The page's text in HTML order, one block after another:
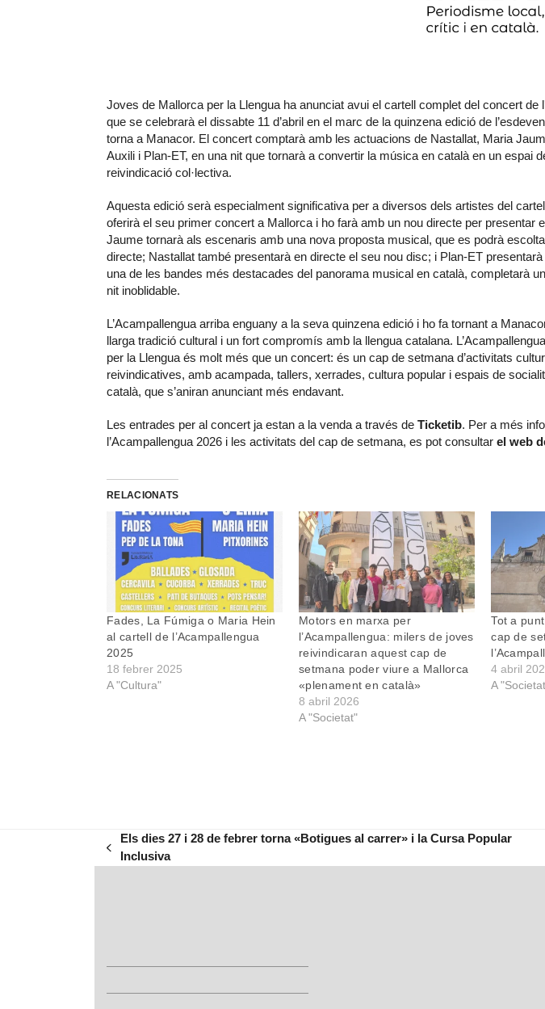
Joves de Mallorca per la Llengua ha anunciat avui el cartell complet del concert de
que se celebrarà el dissabte 11 d’abril en el marc de la quinzena edició de
torna a Manacor. El concert comptarà amb les actuacions de Nastallat, Maria
Auxili i Plan-ET, en una nit que tornarà a convertir la música en català en un espai
reivindicació col·lectiva.
Aquesta edició serà especialment significativa per a diversos dels artistes del
oferirà el seu primer concert a Mallorca i ho farà amb un nou directe per presentar
Jaume tornarà als escenaris amb una nova proposta musical, que es podrà
directe; Nastallat també presentarà en directe el seu nou disc; i Plan-ET presentarà
una de les bandes més destacades del panorama musical en català, completarà
nit inoblidable.
L’Acampallengua arriba enguany a la seva quinzena edició i ho fa tornant a
llarga tradició cultural i un fort compromís amb la llengua catalana.
per la Llengua és molt més que un concert: és un cap de setmana d’activitats
reivindicatives, amb acampada, tallers, xerrades, cultura popular i espais de
català, que s’aniran anunciant més endavant.
Les entrades per al concert ja estan a la venda a través de Ticketib. Per a més
l’Acampallengua 2026 i les activitats del cap de setmana, es pot consultar el web
RELACIONATS
Fades, La Fúmiga o Maria Hein
al cartell de l’Acampallengua
2025
18 febrer 2025
A "Cultura"
Motors en marxa per
l’Acampallengua: milers de joves
reivindicaran aquest cap de
setmana poder viure a Mallorca
«plenament en català»
8 abril 2026
A "Societat"
Tot a
cap de
4 abril
A
previous
Els dies 27 i 28 de febrer torna «Botigues al carrer» i la Cursa Popular
Inclusiva